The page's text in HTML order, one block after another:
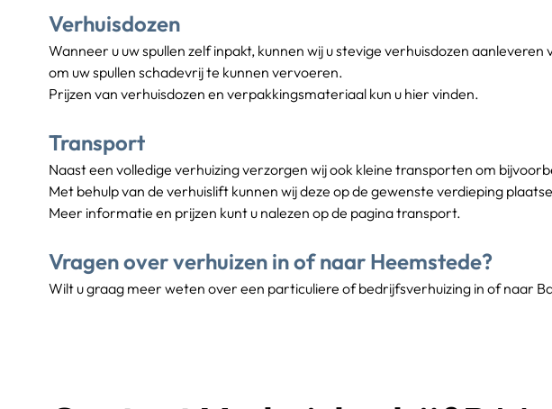
Verhuisdozen
Wanneer u uw spullen zelf inpakt, kunnen wij u stevige verhuisdozen
om uw spullen schadevrij te kunnen vervoeren.
Prijzen van verhuisdozen en verpakkingsmateriaal kun u hier vinden.
Transport
Naast een volledige verhuizing verzorgen wij ook kleine transporten om
Met behulp van de verhuislift kunnen wij deze op de gewenste verdieping
Meer informatie en prijzen kunt u nalezen op de pagina transport.
Vragen over verhuizen in of naar Heemstede?
Wilt u graag meer weten over een particuliere of bedrijfsverhuizing in of naar